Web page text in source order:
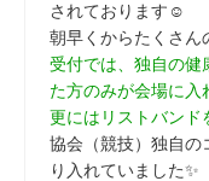
されております☺
朝早くからたくさん
受付では、独自の健
た方のみが会場に入
更にはリストバンド
協会（競技）独自の
り入れていました✨